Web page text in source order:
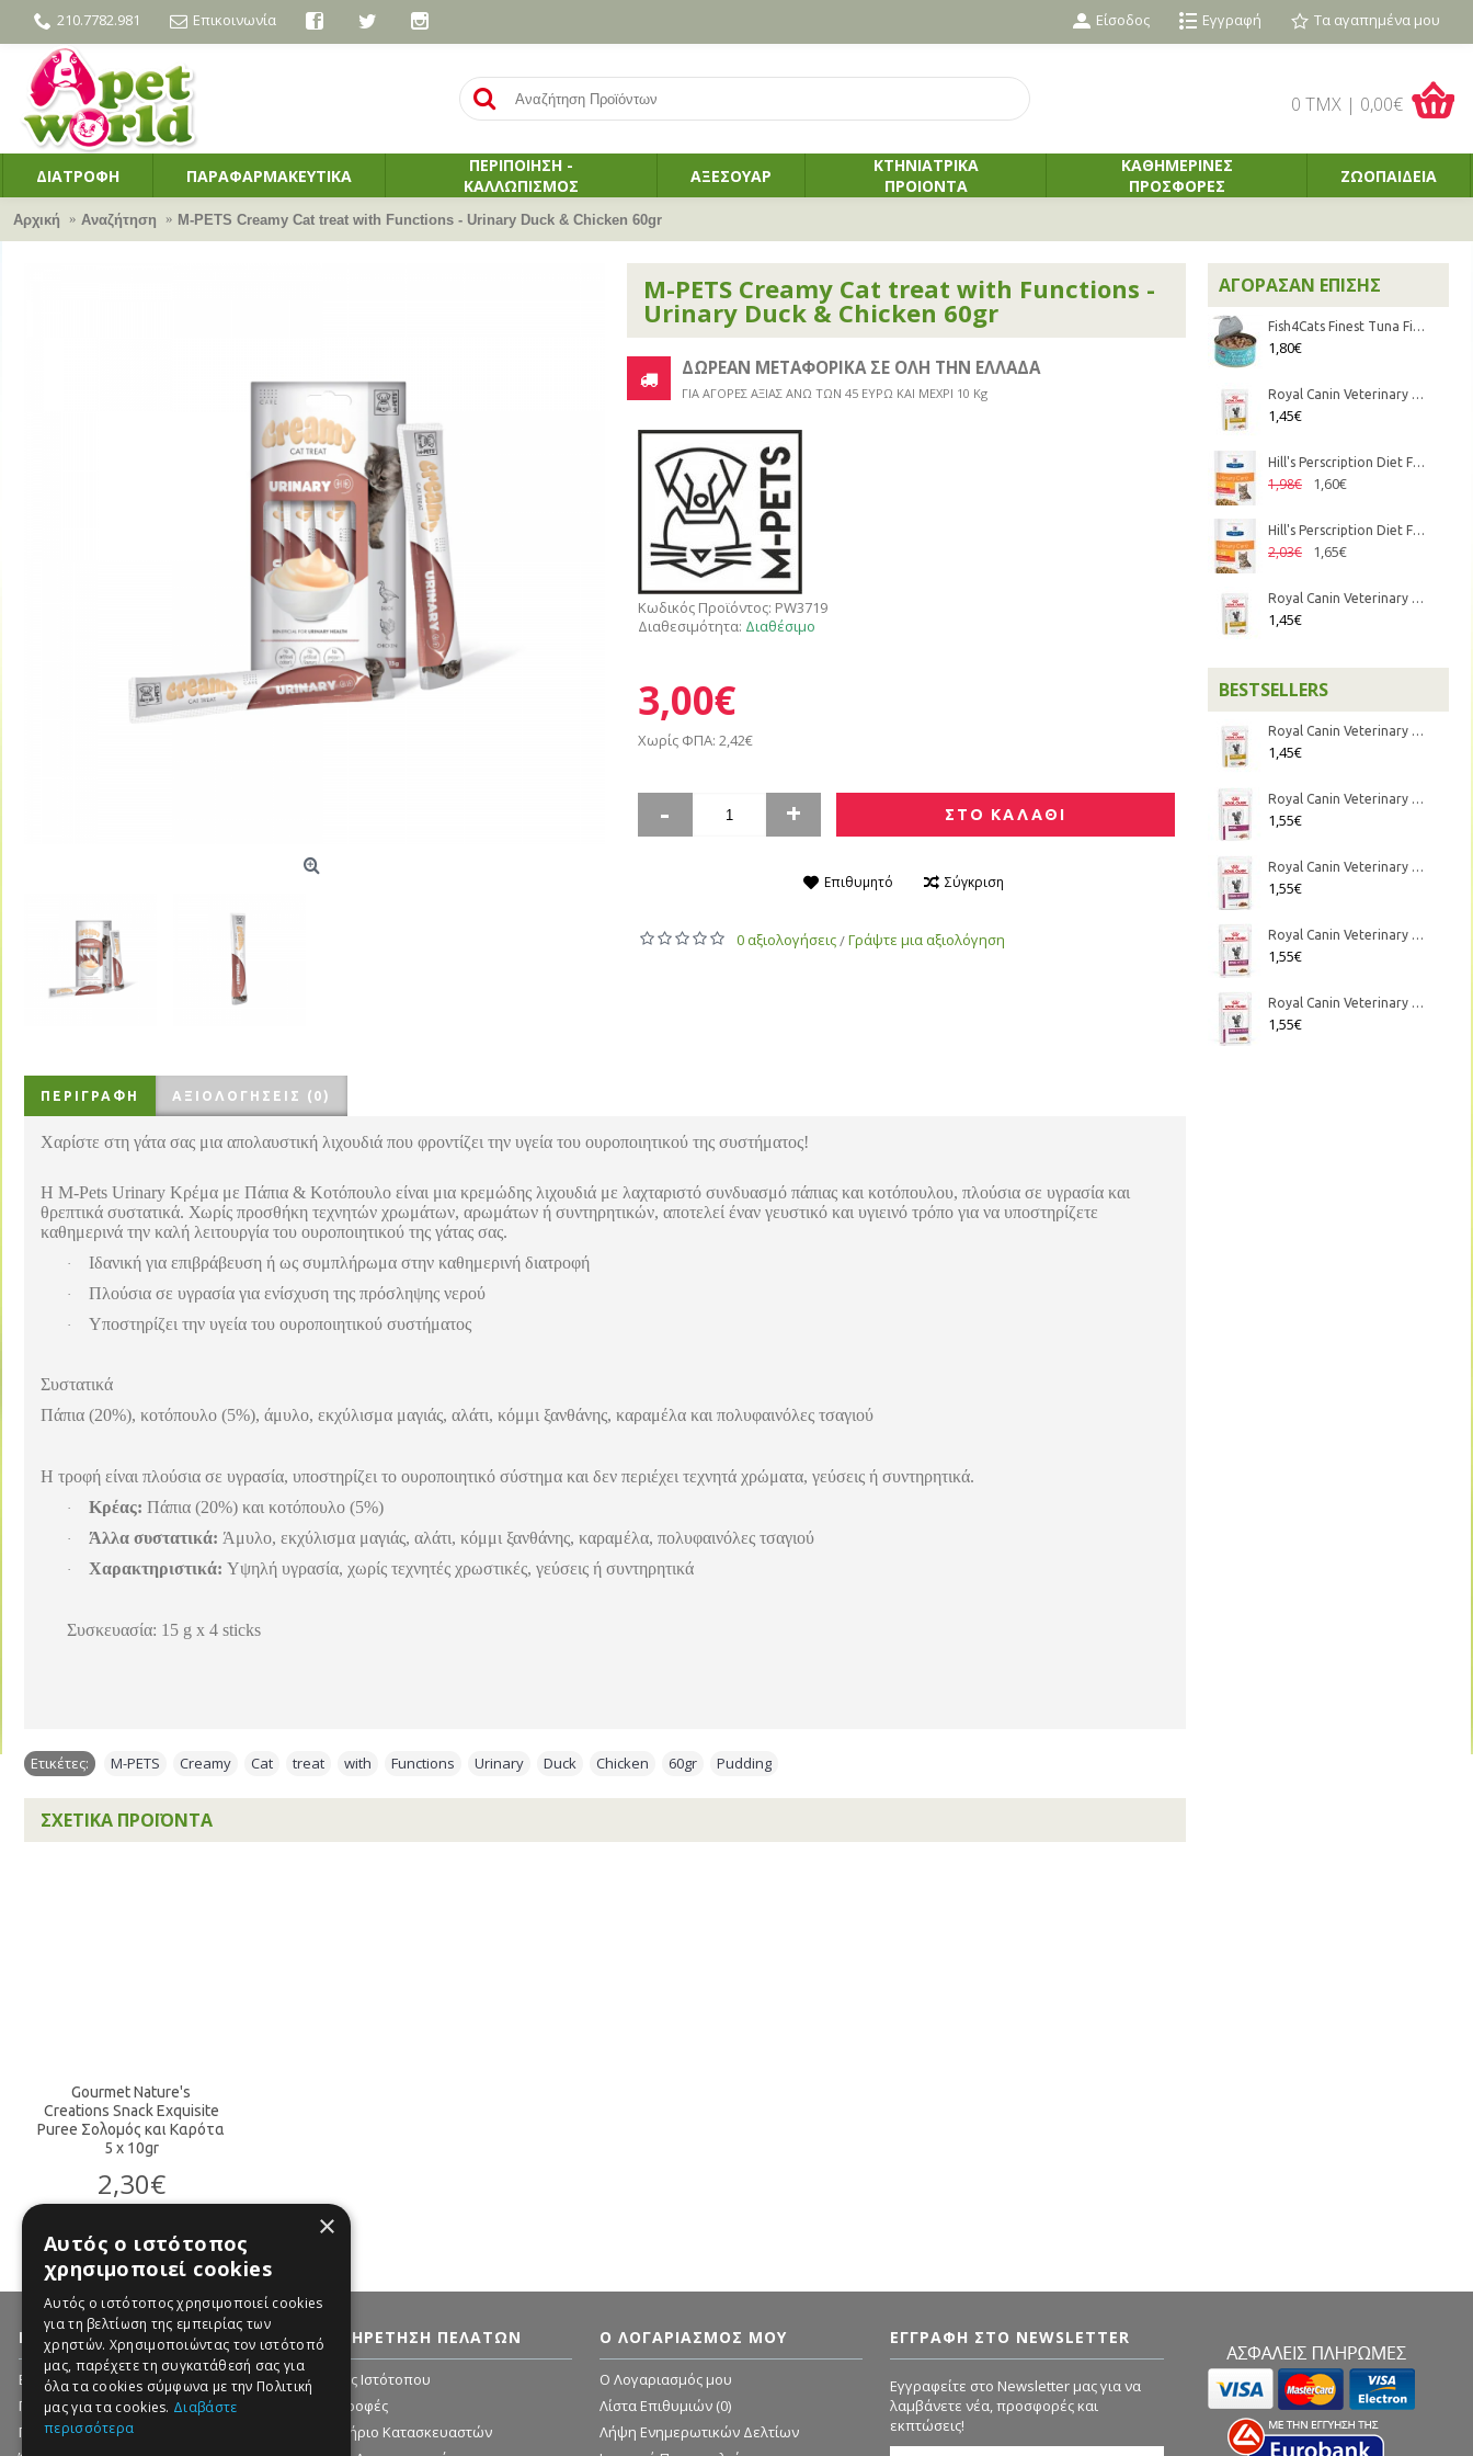
210.7782.981 Επικοινωνία Είσοδος Εγγραφή Τα αγαπημένα μου
0 TMX | 0,00€
ΔΙΑΤΡΟΦΗ ΠΑΡΑΦΑΡΜΑΚΕΥΤΙΚΑ
ΠΕΡΙΠΟΙΗΣΗ -
ΚΑΛΛΩΠΙΣΜΟΣ
ΑΞΕΣΟΥΑΡ
ΚΤΗΝΙΑΤΡΙΚΑ
ΠΡΟΙΟΝΤΑ
ΚΑΘΗΜΕΡΙΝΕΣ
ΠΡΟΣΦΟΡΕΣ
ΖΩΟΠΑΙΔΕΙΑ
Αρχική Αναζήτηση M-PETS Creamy Cat treat with Functions - Urinary Duck & Chicken 60gr
ΑΓΌΡΑΣΑΝ ΕΠΊΣΗΣ
Fish4Cats Finest Tuna Fillet with Crab 70gr
1,80€
Royal Canin Veterinary Diet - Feline Urinary S/O πατέ 85gr
1,45€
Hill's Perscription Diet Feline c/d Urinary Stress με Σολωμό 85gr
1,98€ 1,60€
Hill's Perscription Diet Feline c/d Urinary Stress με Κοτόπουλο 85gr
2,03€ 1,65€
Royal Canin Veterinary Diet - Feline Urinary S/O κομματάκια σε σάλτσα 85gr
1,45€
BESTSELLERS
Royal Canin Veterinary Diet - Feline Urinary S/O κομματάκια σε σάλτσα 85gr
1,45€
Royal Canin Veterinary Diet - Feline Renal Mousse 85gr
1,55€
Royal Canin Veterinary Diet - Feline Renal Fish κομματάκια σε σάλτσα 85gr
1,55€
Royal Canin Veterinary Diet - Feline Renal Beef κομματάκια σε σάλτσα 85gr
1,55€
Royal Canin Veterinary Diet - Feline Renal Chicken κομματάκια σε σάλτσα 85gr
1,55€
M-PETS Creamy Cat treat with Functions -
Urinary Duck & Chicken 60gr
ΔΩΡΕΑΝ ΜΕΤΑΦΟΡΙΚΑ ΣΕ ΟΛΗ ΤΗΝ ΕΛΛΑΔΑ
ΓΙΑ ΑΓΟΡΕΣ ΑΞΙΑΣ ΑΝΩ ΤΩΝ 45 ΕΥΡΩ ΚΑΙ ΜΕΧΡΙ 10 Kg
Κωδικός Προϊόντος: PW3719
Διαθεσιμότητα: Διαθέσιμο
3,00€
Χωρίς ΦΠΑ: 2,42€
- + ΣΤΟ ΚΑΛΑΘΙ
Επιθυμητό Σύγκριση
0 αξιολογήσεις/Γράψτε μια αξιολόγηση
ΠΕΡΙΓΡΑΦΉ ΑΞΙΟΛΟΓΉΣΕΙΣ (0)
Χαρίστε στη γάτα σας μια απολαυστική λιχουδιά που φροντίζει την υγεία του ουροποιητικού της συστήματος!
Η M-Pets Urinary Κρέμα με Πάπια & Κοτόπουλο είναι μια κρεμώδης λιχουδιά με λαχταριστό συνδυασμό πάπιας και κοτόπουλου, πλούσια σε υγρασία και
θρεπτικά συστατικά. Χωρίς προσθήκη τεχνητών χρωμάτων, αρωμάτων ή συντηρητικών, αποτελεί έναν γευστικό και υγιεινό τρόπο για να υποστηρίζετε
καθημερινά την καλή λειτουργία του ουροποιητικού της γάτας σας.
· Ιδανική για επιβράβευση ή ως συμπλήρωμα στην καθημερινή διατροφή
· Πλούσια σε υγρασία για ενίσχυση της πρόσληψης νερού
· Υποστηρίζει την υγεία του ουροποιητικού συστήματος
Συστατικά
Πάπια (20%), κοτόπουλο (5%), άμυλο, εκχύλισμα μαγιάς, αλάτι, κόμμι ξανθάνης, καραμέλα και πολυφαινόλες τσαγιού
Η τροφή είναι πλούσια σε υγρασία, υποστηρίζει το ουροποιητικό σύστημα και δεν περιέχει τεχνητά χρώματα, γεύσεις ή συντηρητικά.
· Κρέας: Πάπια (20%) και κοτόπουλο (5%)
· Άλλα συστατικά: Άμυλο, εκχύλισμα μαγιάς, αλάτι, κόμμι ξανθάνης, καραμέλα, πολυφαινόλες τσαγιού
· Χαρακτηριστικά: Υψηλή υγρασία, χωρίς τεχνητές χρωστικές, γεύσεις ή συντηρητικά
Συσκευασία: 15 g x 4 sticks
Ετικέτες: M-PETS Creamy Cat treat with Functions Urinary Duck Chicken 60gr Pudding
ΣΧΕΤΙΚΆ ΠΡΟΪΌΝΤΑ
Gourmet Nature's
Creations Snack Exquisite
Puree Σολομός και Καρότα
5 x 10gr
2,30€
ΠΛΗΡΟΦΟΡΊΕΣ
Εταιρία - Ιστορικό
Πληροφορίες Αποστολής
Προσωπικά δεδομένα - Ασφάλεια
ΕΞΥΠΗΡΈΤΗΣΗ ΠΕΛΑΤΏΝ
Χάρτης Ιστότοπου
Επιστροφές
Ευρετήριο Κατασκευαστών
Ο ΛΟΓΑΡΙΑΣΜΌΣ ΜΟΥ
O Λογαριασμός μου
Λίστα Επιθυμιών (0)
Λήψη Ενημερωτικών Δελτίων
ΕΓΓΡΑΦΗ ΣΤΟ NEWSLETTER
Εγγραφείτε στο Newsletter μας για να
λαμβάνετε νέα, προσφορές και
εκπτώσεις!
×
Αυτός ο ιστότοπος
χρησιμοποιεί cookies
Αυτός ο ιστότοπος χρησιμοποιεί cookies
για τη βελτίωση της εμπειρίας των
χρηστών. Χρησιμοποιώντας τον ιστότοπό
μας, παρέχετε τη συγκατάθεσή σας για
όλα τα cookies σύμφωνα με την Πολιτική
μας για τα cookies. Διαβάστε
περισσότερα